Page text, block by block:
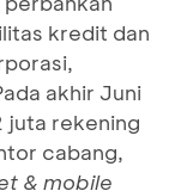
kredit dan
akhir Juni
juta rekening
cabang,
& mobile